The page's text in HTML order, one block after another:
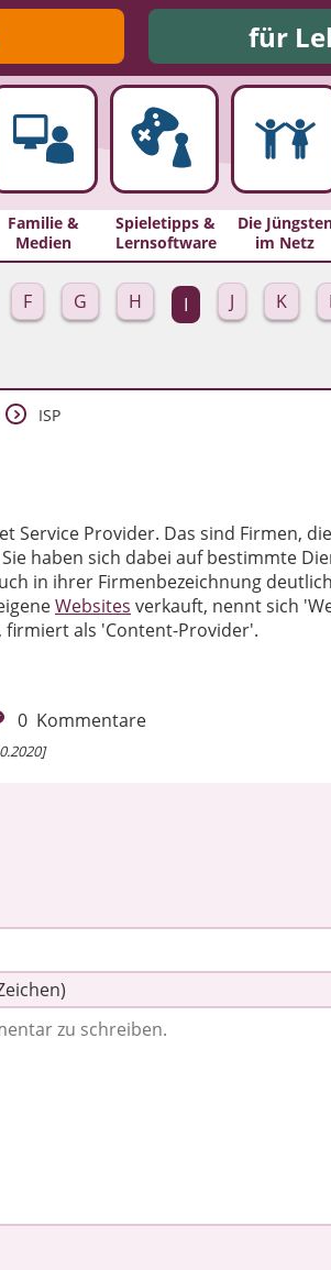
für
Familie &
Medien
Spieletipps &
Lernsoftware
Die
im Netz
F G H I J K
ISP
Service Provider. Das sind Firmen,
haben sich dabei auf bestimmte
in ihrer Firmenbezeichnung
Websites verkauft, nennt sich
firmiert als 'Content-Provider'.
0 Kommentare